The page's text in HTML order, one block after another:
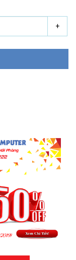
+